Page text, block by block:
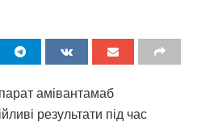
амівантамаб
результати під час